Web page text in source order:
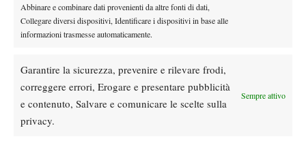
Abbinare e combinare dati provenienti da altre fonti di dati,
Collegare diversi dispositivi, Identificare i dispositivi in base alle
informazioni trasmesse automaticamente.
Garantire la sicurezza, prevenire e rilevare frodi,
correggere errori, Erogare e presentare pubblicità
e contenuto, Salvare e comunicare le scelte sulla
privacy.
Sempre attivo
Mehdi Sadaoui (Fra) b. Eugenio Gonzalez (Mex) 6-1 6-2,
Francisco Borbolla (Mex) b. Leo Raquin (Fra) 7-6 6-4,
TORNEO FEMMINILE – GIRONE 1
Canada b. Slovenia 3-0
Rachel Kimiko Krzyzak (Can) b. Taja Loncaric (Slo) 6-0 6-2,
Melodie Collard (Can) b. Nika Strasek (Slo) 6-1 6-1,